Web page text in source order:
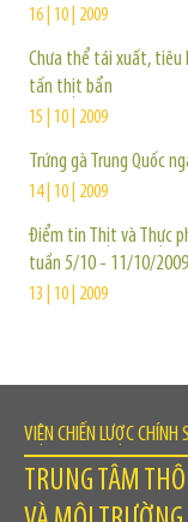
16 | 10 | 2009
Chưa thể tái xuất, tiêu
tấn thịt bẩn
15 | 10 | 2009
Trứng gà Trung Quốc
14 | 10 | 2009
Điểm tin Thịt và Thực
tuần 5/10 - 11/10/2009
13 | 10 | 2009
VIỆN CHIẾN LƯỢC CHÍNH
TRUNG TÂM